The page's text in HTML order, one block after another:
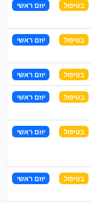
בטיפול יוזם ראשי
בטיפול יוזם ראשי
בטיפול יוזם ראשי
בטיפול יוזם ראשי
בטיפול יוזם ראשי
בטיפול יוזם ראשי